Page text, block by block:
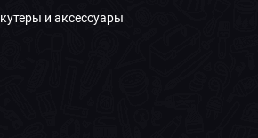
и аксессуары